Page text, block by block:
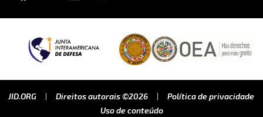
JID.ORG Direitos autorais ©2026
Política de privacidade
Uso de conteúdo